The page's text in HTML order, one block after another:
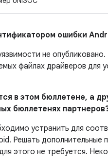
ошибки
не
файлах драйверов для
в этом бюллетене, а
бюллетенях
устранить для
Решать дополнительные
этого не требуется.